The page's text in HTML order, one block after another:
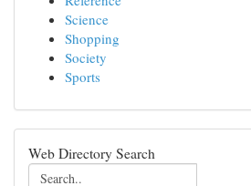
Science
Shopping
Society
Sports
Web Directory Search